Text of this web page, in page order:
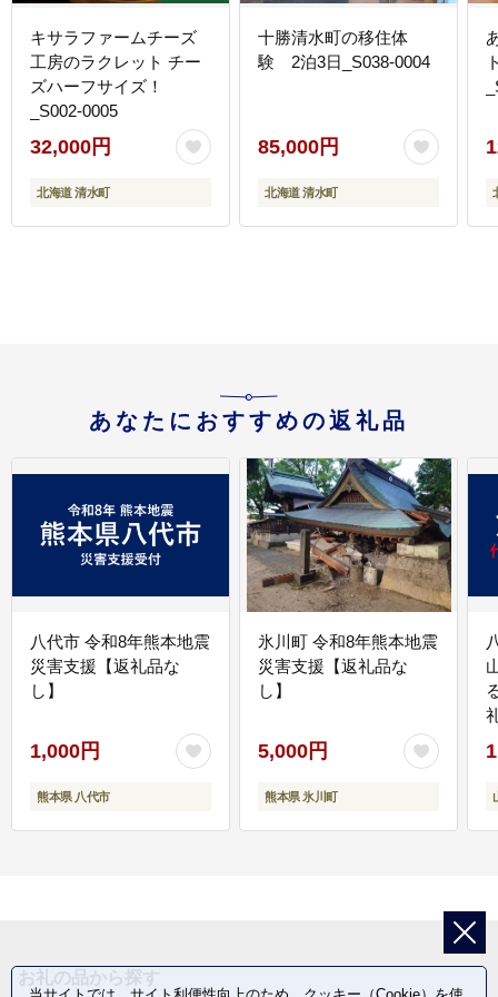
キサラファームチーズ
工房のラクレット チー
ズハーフサイズ！
_S002-0005
32,000円
北海道 清水町
十勝清水町の移住体
験 2泊3日_S038-0004
85,000円
北海道 清水町
あなたにおすすめの返礼品
八代市 令和8年熊本地震
災害支援【返礼品な
し】
1,000円
熊本県 八代市
氷川町 令和8年熊本地震
災害支援【返礼品な
し】
5,000円
熊本県 氷川町